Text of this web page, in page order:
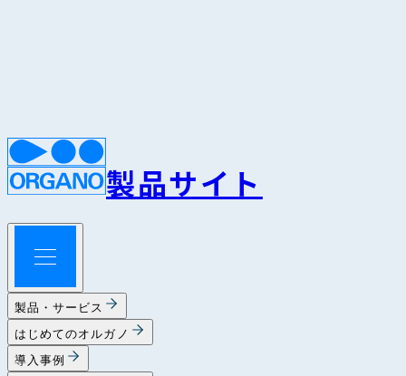
製品サイト
製品・サービス
はじめてのオルガノ
導入事例